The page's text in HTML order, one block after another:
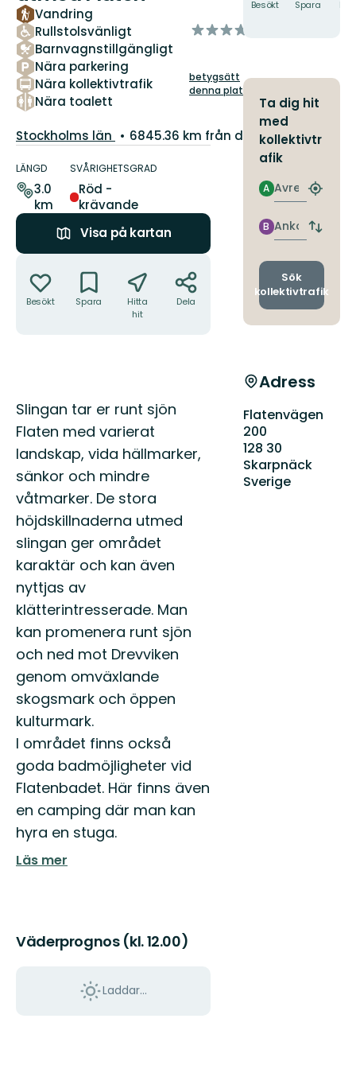
Vandring
Rullstolsvänligt
Barnvagnstillgängligt
Nära parkering
Nära kollektivtrafik
Nära toalett
av
betygsätt
denna plats!
Län:
Stockholms län 6845.36 km från dig
om
leden
LÄNGD
3.0
km
SVÅRIGHETSGRAD
Röd -
krävande
Visa på kartan
Besökt Spara
Hitta
hit
Dela
Beskrivning
Slingan tar er runt sjön
Flaten med varierat
landskap, vida hällmarker,
sänkor och mindre
våtmarker. De stora
höjdskillnaderna utmed
slingan ger området
karaktär och kan även
nyttjas av
klätterintresserade. Man
kan promenera runt sjön
och ned mot Drevviken
genom omväxlande
skogsmark och öppen
kulturmark.
I området finns också
goda badmöjligheter vid
Flatenbadet. Här finns även
en camping där man kan
hyra en stuga.
Läs mer
Väderprognos (kl. 12.00)
Laddar...
Besökt Spara
Ta dig hit
med
kollektivtr
afik
Avresa
A
Hitta
Ankomst
B
Byt
och
Sök
kollektivtrafik
Adress
Flatenvägen
200
128 30
Skarpnäck
Sverige